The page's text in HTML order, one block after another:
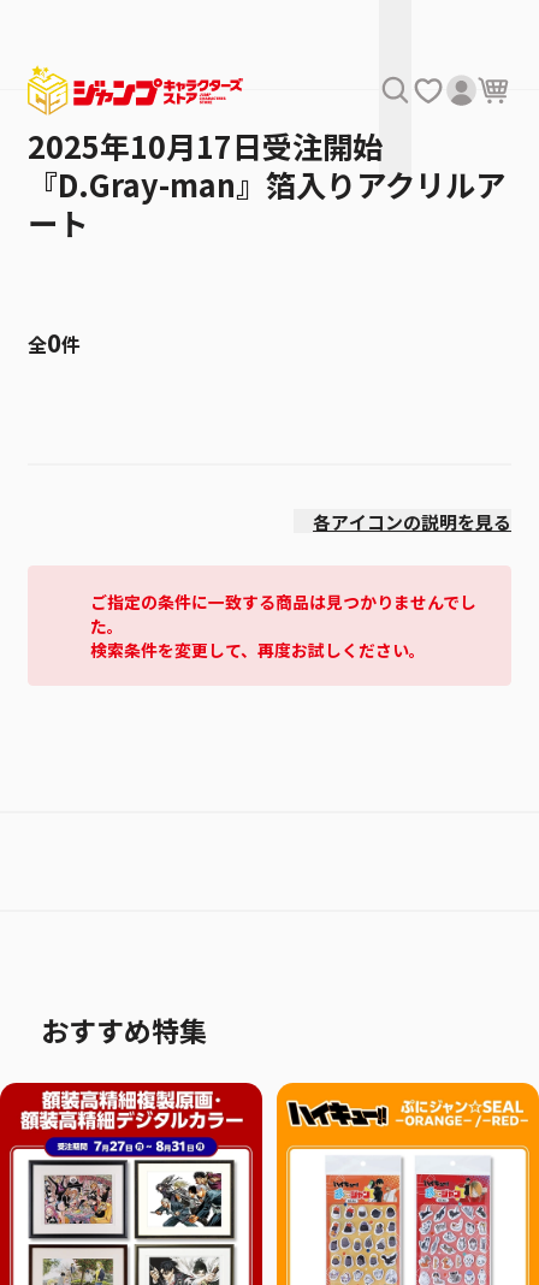
2025年10月17日受注開始
『D.Gray-man』箔入りアクリルア
ート
全0件
各アイコンの説明を見る
ご指定の条件に一致する商品は見つかりませんでし
た。
検索条件を変更して、再度お試しください。
おすすめ特集